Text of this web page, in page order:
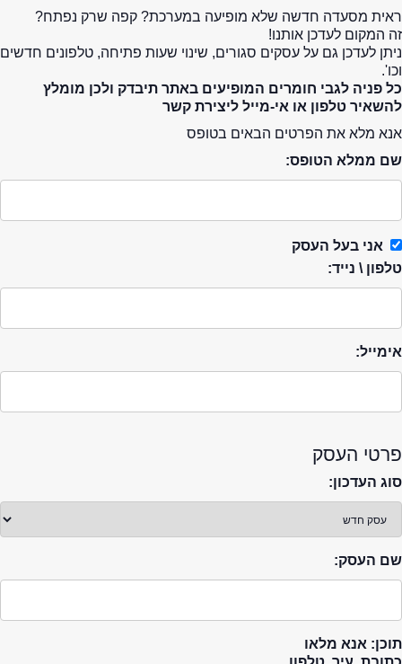
ראית מסעדה חדשה שלא מופיעה במערכת? קפה שרק נפתח?
זה המקום לעדכן אותנו!
ניתן לעדכן גם על עסקים סגורים, שינוי שעות פתיחה, טלפונים חדשים
וכו'.
כל פניה לגבי חומרים המופיעים באתר תיבדק ולכן מומלץ
להשאיר טלפון או אי-מייל ליצירת קשר
אנא מלא את הפרטים הבאים בטופס
שם ממלא הטופס:
אני בעל העסק
טלפון \ נייד:
אימייל:
פרטי העסק
סוג העדכון:
שם העסק:
תוכן: אנא מלאו